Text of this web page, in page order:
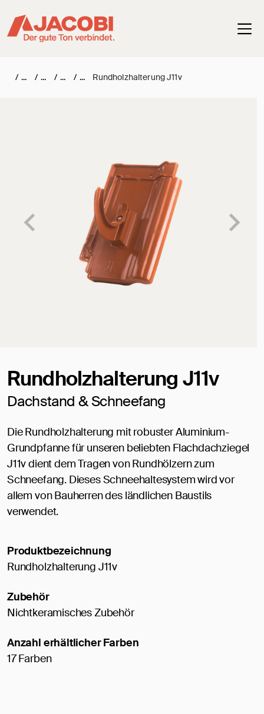
/ / / / Rundholzhalterung J11v
Rundholzhalterung J11v
Dachstand & Schneefang
Die Rundholzhalterung mit robuster Aluminium-
Grundpfanne für unseren beliebten Flachdachziegel
J11v dient dem Tragen von Rundhölzern zum
Schneefang. Dieses Schneehaltesystem wird vor
allem von Bauherren des ländlichen Baustils
verwendet.
Produktbezeichnung
Rundholzhalterung J11v
Zubehör
Nichtkeramisches Zubehör
Anzahl erhältlicher Farben
17 Farben